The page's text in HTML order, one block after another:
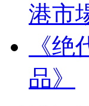
港市
《
品》